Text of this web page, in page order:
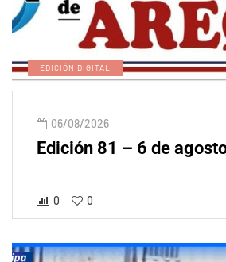
EDICIÓN DIGITAL
06/08/2026
Edición 81 – 6 de
0 0